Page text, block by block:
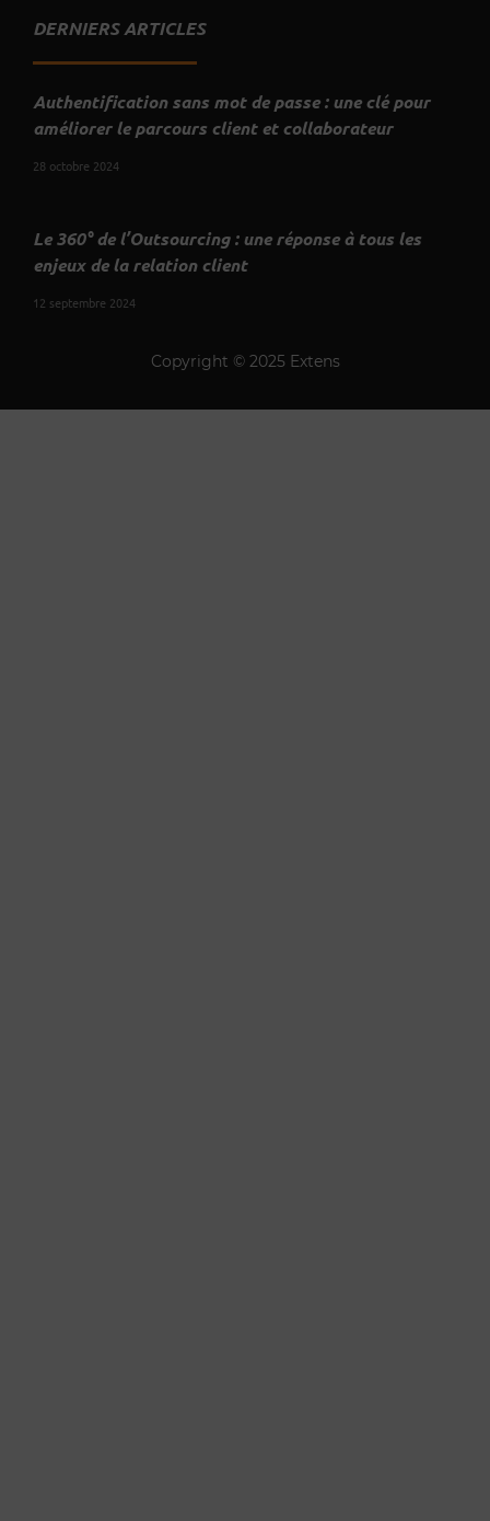
DERNIERS ARTICLES
Authentification sans mot de passe : une clé pour
améliorer le parcours client et collaborateur
28 octobre 2024
Le 360° de l’Outsourcing : une réponse à tous les
enjeux de la relation client
12 septembre 2024
Copyright © 2025 Extens